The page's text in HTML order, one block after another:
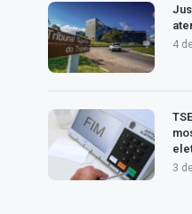
4
3